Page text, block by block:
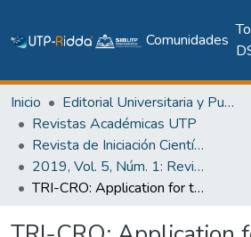
Comunidades
Inicio
Editorial Universitaria y Publicaciones Seriadas
Revistas Académicas UTP
Revista de Iniciación Científica
2019, Vol. 5, Núm. 1: Revista de Iniciación Científica
TRI-CRO: Application for the verification, resolution of rectangle triangles, oblicuangles and temporary storage of data.